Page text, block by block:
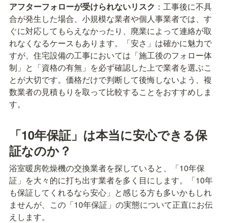
アフターフォローが受けられないリスク ：工事後に不具
合が発生した場合、小規模な業者や個人事業者では、す
ぐに対応してもらえなかったり、廃業によって連絡が取
れなくなるケースもあります。「安さ」は確かに魅力で
すが、住宅設備の工事においては「施工後のフォロー体
制」と「資格の有無」を必ず確認した上で業者を選ぶこ
とが大切です。価格だけで判断して後悔しないよう、複
数業者の見積もりを取って比較することをおすすめしま
す。
「10年保証」は本当に安心できる保
証なのか？
浴室暖房乾燥機の交換業者を探していると、「10年保
証」を大々的に打ち出す業者を多く目にします。「10年
も保証してくれるなら安心」と感じる方も多いかもしれ
ませんが、この「10年保証」の実態について正直にお伝
えします。